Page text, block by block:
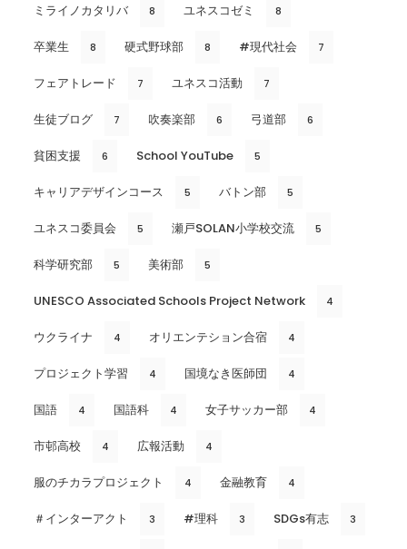
ミライノカタリバ 8 ユネスコゼミ 8
卒業生 8 硬式野球部 8 #現代社会 7
フェアトレード 7 ユネスコ活動 7
生徒ブログ 7 吹奏楽部 6 弓道部 6
貧困支援 6 School YouTube 5
キャリアデザインコース 5 バトン部 5
ユネスコ委員会 5 瀬戸SOLAN小学校交流 5
科学研究部 5 美術部 5
UNESCO Associated Schools Project Network 4
ウクライナ 4 オリエンテション合宿 4
プロジェクト学習 4 国境なき医師団 4
国語 4 国語科 4 女子サッカー部 4
市邨高校 4 広報活動 4
服のチカラプロジェクト 4 金融教育 4
＃インターアクト 3 #理科 3 SDGs有志 3